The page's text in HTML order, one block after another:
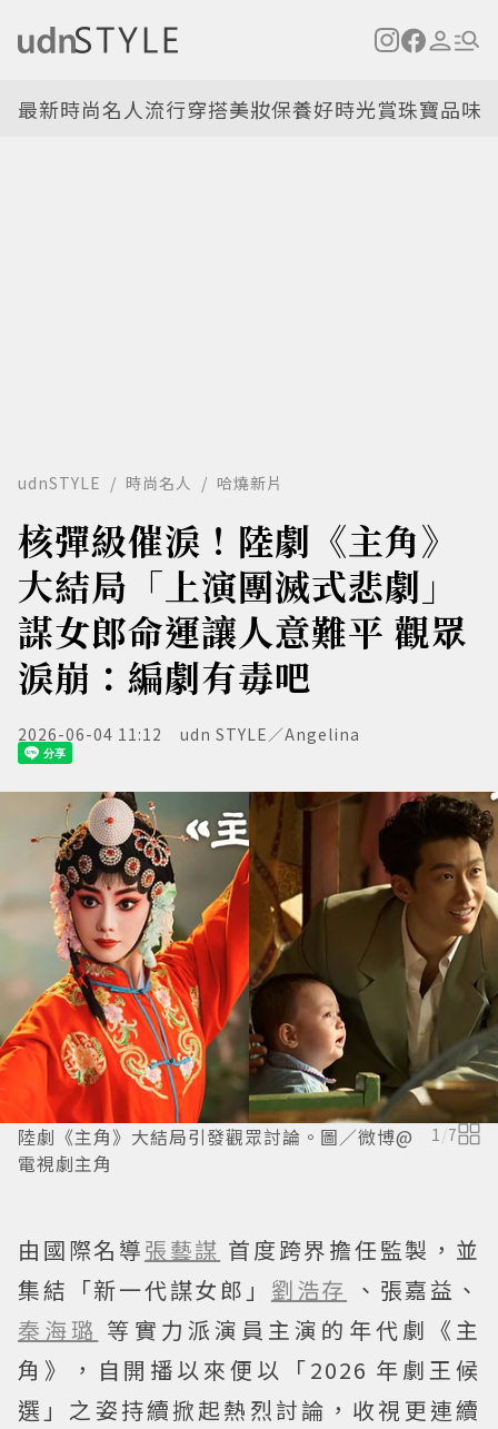
最新時尚名人流行穿搭美妝保養好時光賞珠寶品味
udnSTYLE 時尚名人 哈燒新片
核彈級催淚！陸劇《主角》
大結局「上演團滅式悲劇」
謀女郎命運讓人意難平 觀眾
淚崩：編劇有毒吧
2026-06-04 11:12 udn STYLE／Angelina
陸劇《主角》大結局引發觀眾討論。圖／微博@
電視劇主角
1/7
由國際名導張藝謀 首度跨界擔任監製，並
集結「新一代謀女郎」 劉浩存
、張嘉益、
秦海璐 等實力派演員主演的年代劇《主
角》，自開播以來便以「2026 年劇王候
選」之姿持續掀起熱烈討論，收視更連續